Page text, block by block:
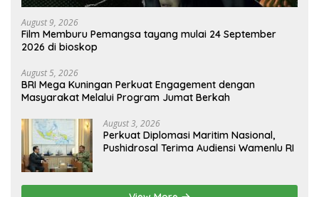
August 9, 2026
Film Memburu Pemangsa tayang mulai 24 September
2026 di bioskop
August 5, 2026
BRI Mega Kuningan Perkuat Engagement dengan
Masyarakat Melalui Program Jumat Berkah
August 3, 2026
Perkuat Diplomasi Maritim Nasional,
Pushidrosal Terima Audiensi Wamenlu RI